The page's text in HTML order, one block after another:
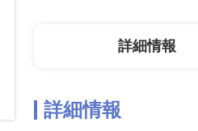
詳細情報
詳細情報